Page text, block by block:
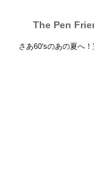
The Pen
さあ60'sのあの夏へ